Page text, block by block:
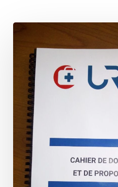
doléances
propositions